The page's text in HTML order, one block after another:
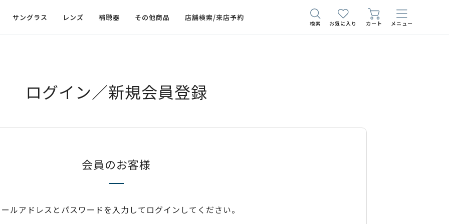
サングラス レンズ 補聴器 その他商品 店舗検索/来店予約
検索 お気に入り カート メニュー
ログイン／新規会員登録
会員のお客様
ルアドレスとパスワードを入力してログインしてください。